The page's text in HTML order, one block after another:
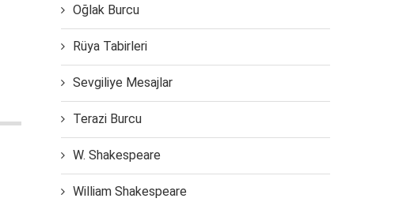
Oğlak Burcu
Rüya Tabirleri
Sevgiliye Mesajlar
Terazi Burcu
W. Shakespeare
William Shakespeare